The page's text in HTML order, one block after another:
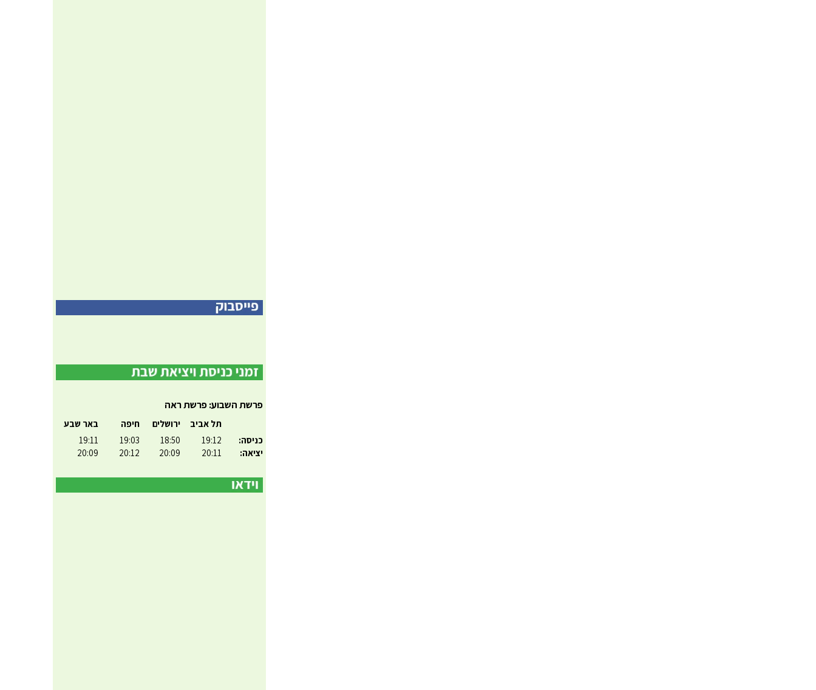
פרשת השבוע: פרשת ראה
כניסה:
יציאה:
תל אביב
19:12
20:11
ירושלים
18:50
20:09
חיפה
19:03
20:12
באר שבע
19:11
20:09